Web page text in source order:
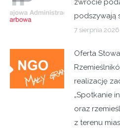
zwrocie
podszywają
7 sierpnia 2026
Oferta
realizację
„Spotkanie
oraz
z terenu